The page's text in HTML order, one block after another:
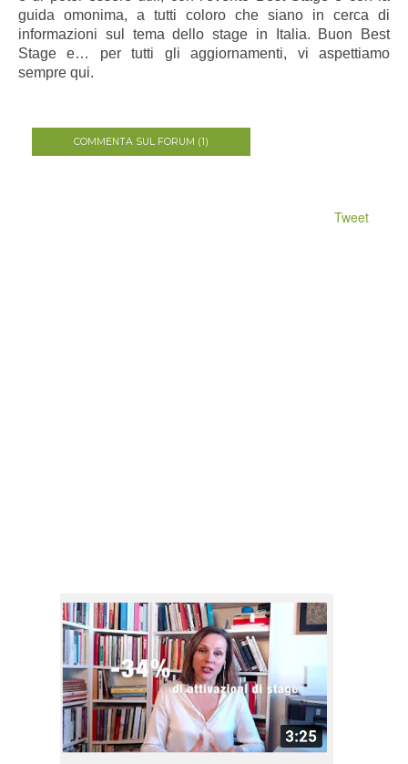
guida omonima, a tutti coloro che siano in cerca di
informazioni sul tema dello stage in Italia. Buon Best
Stage e… per tutti gli aggiornamenti, vi aspettiamo
sempre qui.
COMMENTA SUL FORUM (1)
Tweet